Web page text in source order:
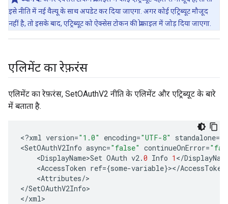
इसे नीति में नई वैल्यू के साथ अपडेट कर दिया जाएगा. अगर कोई एट्रिब्यूट मौजूद
नहीं है, तो इसके बाद, एट्रिब्यूट को ऐक्सेस टोकन की प्रोफ़ाइल में जोड़ दिया जाएगा.
एलिमेंट का रेफ़रंस
एलिमेंट का रेफ़रंस, SetOAuthV2 नीति के एलिमेंट और एट्रिब्यूट के बारे
में बताता है.
<?xml version="1.0" encoding="UTF-8" standalone=
<SetOAuthV2Info async="false" continueOnError=
<DisplayName>Set OAuth v2.0 Info 1 </
<AccessToken ref={some-variable}></AccessToken
<Attributes/>
</SetOAuthV2Info>
</xml>